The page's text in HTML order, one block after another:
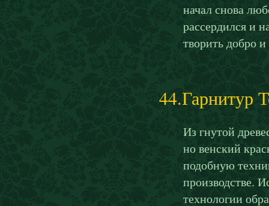
начал снова
рассердился и
творить добро и
44.Гарнитур
Из гнутой
но венский
подобную
производстве.
технологии